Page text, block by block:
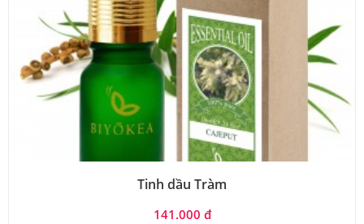
Tinh dầu Tràm
141.000 đ